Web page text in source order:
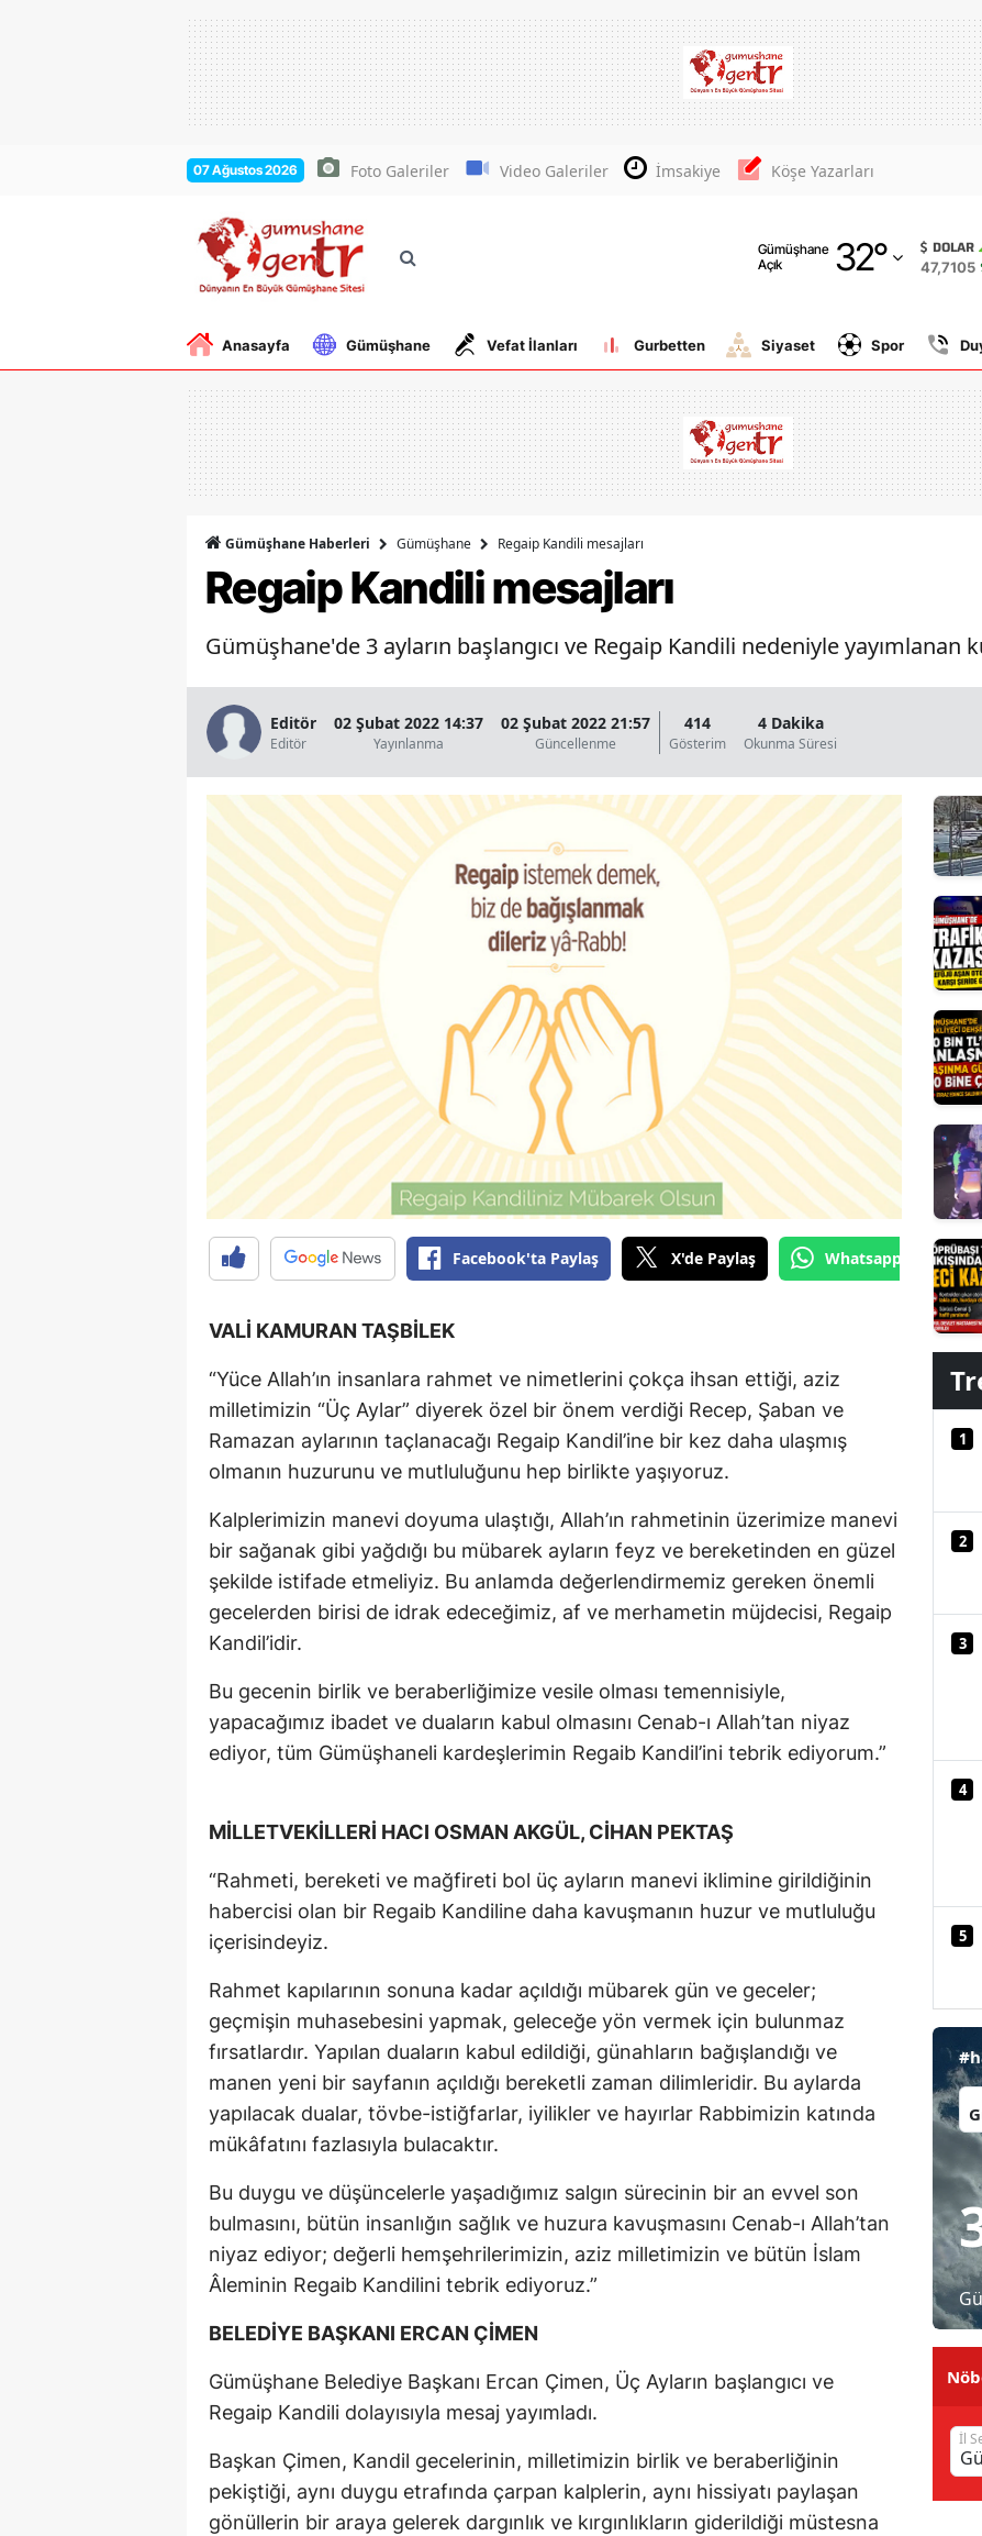
07 Ağustos 2026 Foto Galeriler Video Galeriler İmsakiye Köşe Yazarları
Gümüşhane
Açık
32°
Adana
Adıyaman
Amasya
Antalya
Aydın
Balıkesir
Bolu
Bursa
Çankırı
Çorum
Denizli
Diyarbakır
Edirne
Elazığ
Erzincan
Erzurum
Eskişehir
Gaziantep
Giresun
Hakkari
Hatay
Mersin
İstanbul
Kayseri
Kocaeli
Konya
Malatya
Manisa
Kahramanmaraş
Muğla
Muş
Sakarya
Samsun
DOLAR
47,7105
Anasayfa Gümüşhane Vefat İlanları Gurbetten Siyaset Spor
Gümüşhane Haberleri Gümüşhane Regaip Kandili mesajları
Regaip Kandili mesajları
Gümüşhane'de 3 ayların başlangıcı ve Regaip Kandili nedeniyle yayımlanan
Editör
Editör
02 Şubat 2022 14:37
Yayınlanma
02 Şubat 2022 21:57
Güncellenme
414
Gösterim
4 Dakika
Okunma Süresi
Facebook'ta Paylaş X'de Paylaş Whatsapp'tan
VALİ KAMURAN TAŞBİLEK
“Yüce Allah’ın insanlara rahmet ve nimetlerini çokça ihsan ettiği, aziz
milletimizin “Üç Aylar” diyerek özel bir önem verdiği Recep, Şaban ve
Ramazan aylarının taçlanacağı Regaip Kandil’ine bir kez daha ulaşmış
olmanın huzurunu ve mutluluğunu hep birlikte yaşıyoruz.
Kalplerimizin manevi doyuma ulaştığı, Allah’ın rahmetinin üzerimize manevi
bir sağanak gibi yağdığı bu mübarek ayların feyz ve bereketinden en güzel
şekilde istifade etmeliyiz. Bu anlamda değerlendirmemiz gereken önemli
gecelerden birisi de idrak edeceğimiz, af ve merhametin müjdecisi, Regaip
Kandil’idir.
Bu gecenin birlik ve beraberliğimize vesile olması temennisiyle,
yapacağımız ibadet ve duaların kabul olmasını Cenab-ı Allah’tan niyaz
ediyor, tüm Gümüşhaneli kardeşlerimin Regaib Kandil’ini tebrik ediyorum.”
MİLLETVEKİLLERİ HACI OSMAN AKGÜL, CİHAN PEKTAŞ
“Rahmeti, bereketi ve mağfireti bol üç ayların manevi iklimine girildiğinin
habercisi olan bir Regaib Kandiline daha kavuşmanın huzur ve mutluluğu
içerisindeyiz.
Rahmet kapılarının sonuna kadar açıldığı mübarek gün ve geceler;
geçmişin muhasebesini yapmak, geleceğe yön vermek için bulunmaz
fırsatlardır. Yapılan duaların kabul edildiği, günahların bağışlandığı ve
manen yeni bir sayfanın açıldığı bereketli zaman dilimleridir. Bu aylarda
yapılacak dualar, tövbe-istiğfarlar, iyilikler ve hayırlar Rabbimizin katında
mükâfatını fazlasıyla bulacaktır.
Bu duygu ve düşüncelerle yaşadığımız salgın sürecinin bir an evvel son
bulmasını, bütün insanlığın sağlık ve huzura kavuşmasını Cenab-ı Allah’tan
niyaz ediyor; değerli hemşehrilerimizin, aziz milletimizin ve bütün İslam
Âleminin Regaib Kandilini tebrik ediyoruz.”
BELEDİYE BAŞKANI ERCAN ÇİMEN
Gümüşhane Belediye Başkanı Ercan Çimen, Üç Ayların başlangıcı ve
Regaip Kandili dolayısıyla mesaj yayımladı.
Başkan Çimen, Kandil gecelerinin, milletimizin birlik ve beraberliğinin
pekiştiği, aynı duygu etrafında çarpan kalplerin, aynı hissiyatı paylaşan
gönüllerin bir araya gelerek dargınlık ve kırgınlıkların giderildiği müstesna
1
2
3
4
5
İl